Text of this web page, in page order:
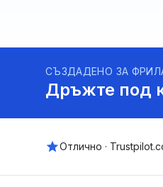
СЪЗДАДЕНО ЗА
Дръжте под
Отлично ·